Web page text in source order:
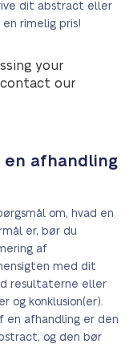
dit abstract eller
rimelig pris!
your
our
afhandling
om, hvad en
er, bør du
af
med dit
resultaterne eller
og konklusion(er).
en afhandling er den
og den bør